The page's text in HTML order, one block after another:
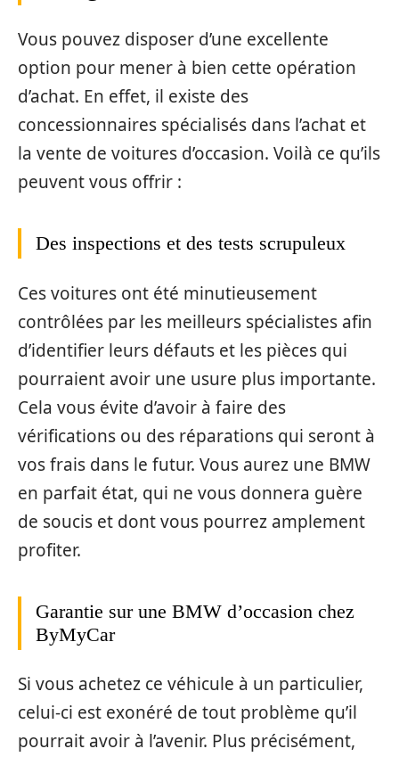
Vous pouvez disposer d’une excellente
option pour mener à bien cette opération
d’achat. En effet, il existe des
concessionnaires spécialisés dans l’achat et
la vente de voitures d’occasion. Voilà ce qu’ils
peuvent vous offrir :
Des inspections et des tests scrupuleux
Ces voitures ont été minutieusement
contrôlées par les meilleurs spécialistes afin
d’identifier leurs défauts et les pièces qui
pourraient avoir une usure plus importante.
Cela vous évite d’avoir à faire des
vérifications ou des réparations qui seront à
vos frais dans le futur. Vous aurez une BMW
en parfait état, qui ne vous donnera guère
de soucis et dont vous pourrez amplement
profiter.
Garantie sur une BMW d’occasion chez
ByMyCar
Si vous achetez ce véhicule à un particulier,
celui-ci est exonéré de tout problème qu’il
pourrait avoir à l’avenir. Plus précisément,